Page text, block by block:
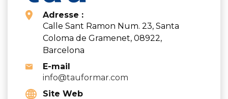
Adresse :
Calle Sant Ramon Num. 23, Santa
Coloma de Gramenet, 08922,
Barcelona
E-mail
info@tauformar.com
Site Web